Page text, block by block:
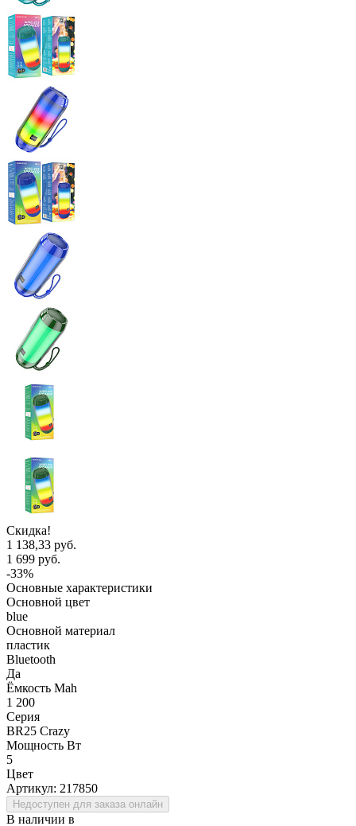
Скидка!
1 138,33 руб.
1 699 руб.
-33%
Основные характеристики
Основной цвет
blue
Основной материал
пластик
Bluetooth
Да
Ёмкость Mah
1 200
Серия
BR25 Crazy
Мощность Вт
5
Цвет
Артикул: 217850
Недоступен для заказа онлайн
В наличии в